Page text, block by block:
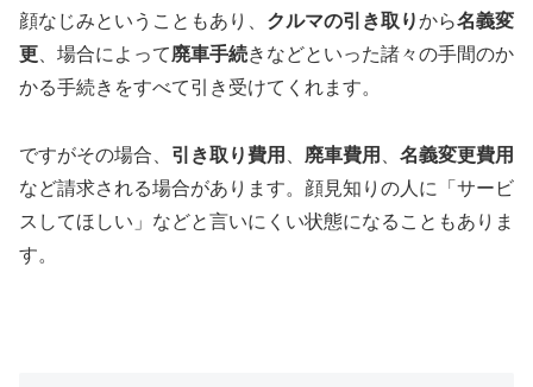
顔なじみということもあり、 クルマの引き取りから名義変
更 、場合によって廃車手続きなどといった諸々の手間のか
かる手続きをすべて引き受けてくれます。
ですがその場合、 引き取り費用 廃車費用
名義変更費用
など請求される場合があります。顔見知りの人に「サービ
スしてほしい」などと言いにくい状態になることもありま
す。